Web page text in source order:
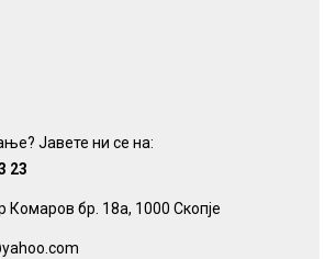
Јавете ни се на:
23
Комаров бр. 18а, 1000 Скопје